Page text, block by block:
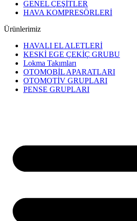
GENEL ÇEŞİTLER
HAVA KOMPRESÖRLERİ
Ürünlerimiz
HAVALI EL ALETLERİ
KESKİ EGE ÇEKİÇ GRUBU
Lokma Takımları
OTOMOBİL APARATLARI
OTOMOTİV GRUPLARI
PENSE GRUPLARI